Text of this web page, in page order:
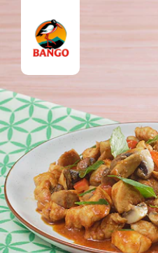
Resep Sate
Resep Semur
Resep Daging